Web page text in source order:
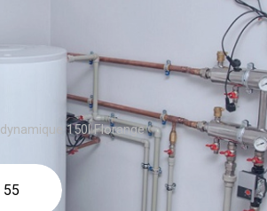
150l Florange
55